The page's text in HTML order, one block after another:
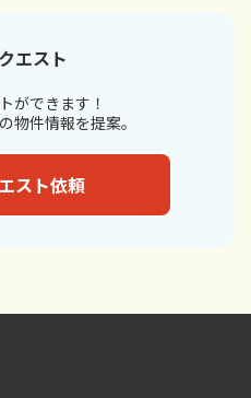
エスト
ができます！
物件情報を提案。
スト依頼